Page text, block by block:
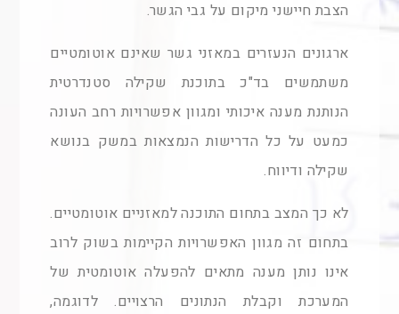
הצבת חיישני מיקום על גבי הגשר.
ארגונים הנעזרים במאזני גשר שאינם אוטומטיים
משתמשים בד"כ בתוכנת שקילה סטנדרטית
הנותנת מענה איכותי ומגוון אפשרויות רחב העונה
כמעט על כל הדרישות הנמצאות במשק בנושא
שקילה ודיווח.
לא כך המצב בתחום התוכנה למאזניים אוטומטיים.
בתחום זה מגוון האפשרויות הקיימות בשוק לרוב
אינו נותן מענה מתאים להפעלה אוטומטית של
המערכת וקבלת הנתונים הרצויים. לדוגמה,